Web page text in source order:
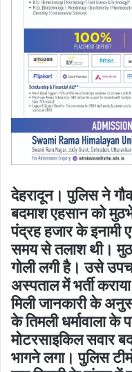
देहरादून। पुलिस ने
बदमाश एहसान को
पंद्रह हजार के
समय से तलाश थी।
गोली लगी है। उसे
अस्पताल में भर्ती
मिली जानकारी के
के तिमली धर्मावाला के
मोटरसाइकिल सवार
भागने लगा। पुलिस